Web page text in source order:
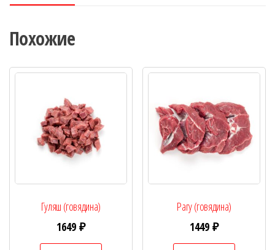
Похожие
Гуляш (говядина)
1649 ₽
Рагу (говядина)
1449₽